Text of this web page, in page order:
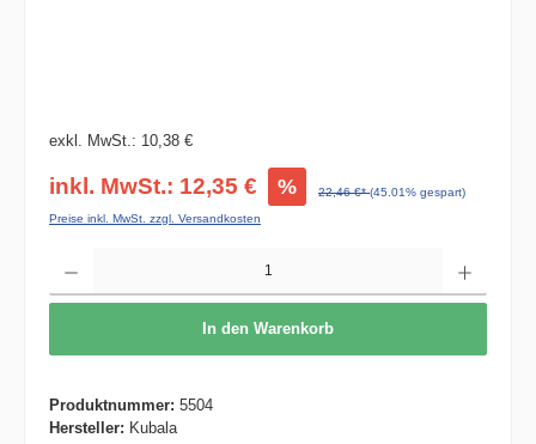
exkl. MwSt.: 10,38 €
inkl. MwSt.: 12,35 € % 22,46 €*(45.01% gespart)
Preise inkl. MwSt. zzgl. Versandkosten
In den Warenkorb
Produktnummer: 5504
Hersteller: Kubala